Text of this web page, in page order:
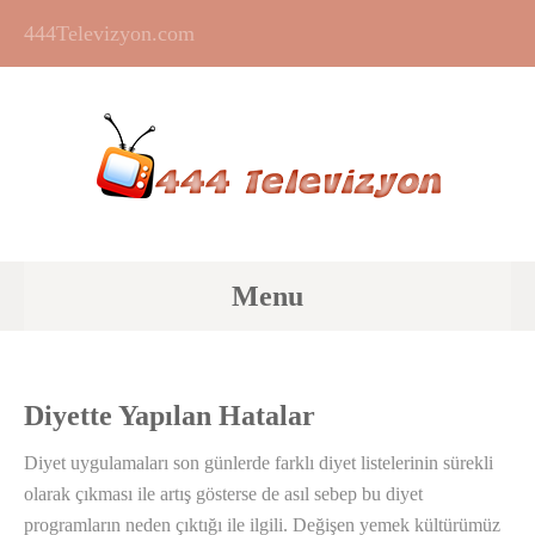
444Televizyon.com
Menu
Diyette Yapılan Hatalar
Diyet uygulamaları son günlerde farklı diyet listelerinin sürekli
olarak çıkması ile artış gösterse de asıl sebep bu diyet
programların neden çıktığı ile ilgili. Değişen yemek kültürümüz